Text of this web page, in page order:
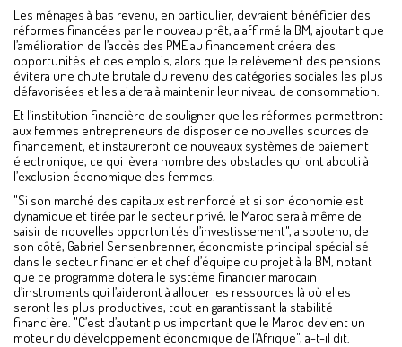
Les ménages à bas revenu, en particulier, devraient bénéficier des
réformes financées par le nouveau prêt, a affirmé la BM, ajoutant que
l’amélioration de l’accès des PME au financement créera des
opportunités et des emplois, alors que le relèvement des pensions
évitera une chute brutale du revenu des catégories sociales les plus
défavorisées et les aidera à maintenir leur niveau de consommation.
Et l’institution financière de souligner que les réformes permettront
aux femmes entrepreneurs de disposer de nouvelles sources de
financement, et instaureront de nouveaux systèmes de paiement
électronique, ce qui lèvera nombre des obstacles qui ont abouti à
l’exclusion économique des femmes.
"Si son marché des capitaux est renforcé et si son économie est
dynamique et tirée par le secteur privé, le Maroc sera à même de
saisir de nouvelles opportunités d’investissement", a soutenu, de
son côté, Gabriel Sensenbrenner, économiste principal spécialisé
dans le secteur financier et chef d’équipe du projet à la BM, notant
que ce programme dotera le système financier marocain
d’instruments qui l’aideront à allouer les ressources là où elles
seront les plus productives, tout en garantissant la stabilité
financière. "C’est d’autant plus important que le Maroc devient un
moteur du développement économique de l’Afrique", a-t-il dit.